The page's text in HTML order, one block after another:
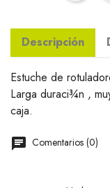
Descripción
Estuche de
Larga duraci¾n ,
caja.
Comentarios (0)